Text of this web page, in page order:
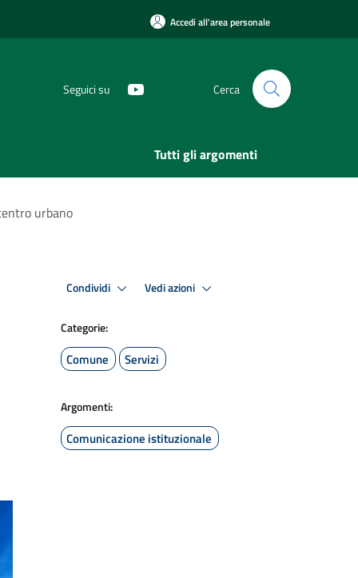
Accedi all'area personale
Seguici su Cerca
Tutti gli argomenti
urbano
Condividi Vedi azioni
Categorie:
Comune Servizi
Argomenti:
Comunicazione istituzionale